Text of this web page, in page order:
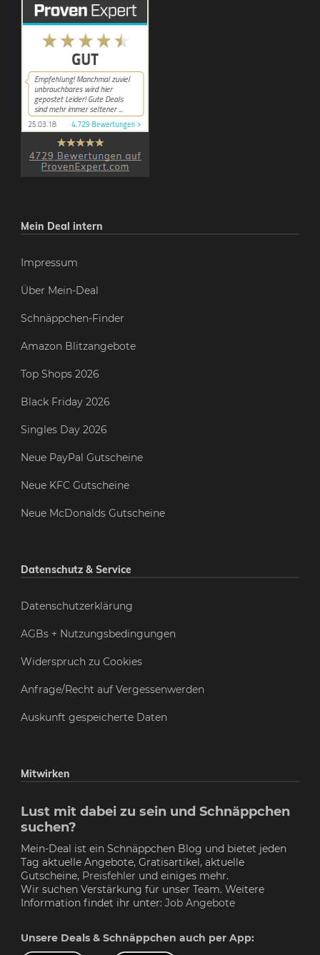
Mein Deal intern
Impressum
Über Mein-Deal
Schnäppchen-Finder
Amazon Blitzangebote
Top Shops 2026
Black Friday 2026
Singles Day 2026
Neue PayPal Gutscheine
Neue KFC Gutscheine
Neue McDonalds Gutscheine
Datenschutz & Service
Datenschutzerklärung
AGBs + Nutzungsbedingungen
Widerspruch zu Cookies
Anfrage/Recht auf Vergessenwerden
Auskunft gespeicherte Daten
Mitwirken
Lust mit dabei zu sein und Schnäppchen
suchen?
Mein-Deal ist ein Schnäppchen Blog und bietet jeden
Tag aktuelle Angebote, Gratisartikel, aktuelle
Gutscheine, Preisfehler und einiges mehr.
Wir suchen Verstärkung für unser Team. Weitere
Information findet ihr unter: Job Angebote
Unsere Deals & Schnäppchen auch per App: